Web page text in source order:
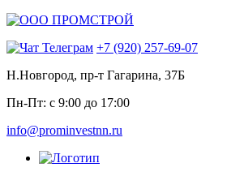
+7 (920) 257-69-07
Н.Новгород, пр-т Гагарина, 37Б
Пн-Пт: с 9:00 до 17:00
info@prominvestnn.ru